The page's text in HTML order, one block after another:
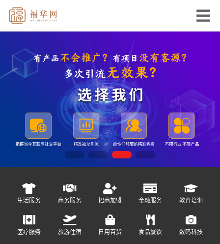
生活服务 商务服务 招商加盟 金融服务 教育培训
医疗服务 旅游住宿 日用百货 食品餐饮 数码科技